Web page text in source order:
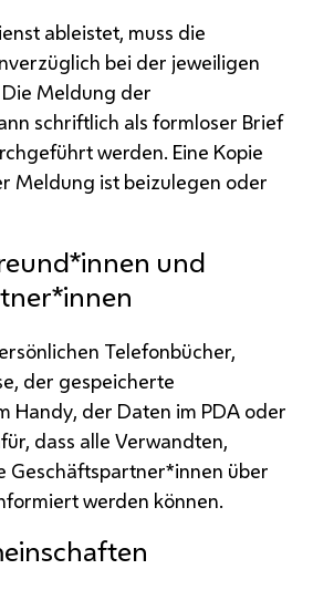
ableistet, muss die
bei der jeweiligen
Meldung der
schriftlich als formloser Brief
werden. Eine Kopie
Meldung ist beizulegen oder
und
Telefonbücher,
der gespeicherte
Handy, der Daten im PDA oder
dass alle Verwandten,
Geschäftspartner*innen über
werden können.